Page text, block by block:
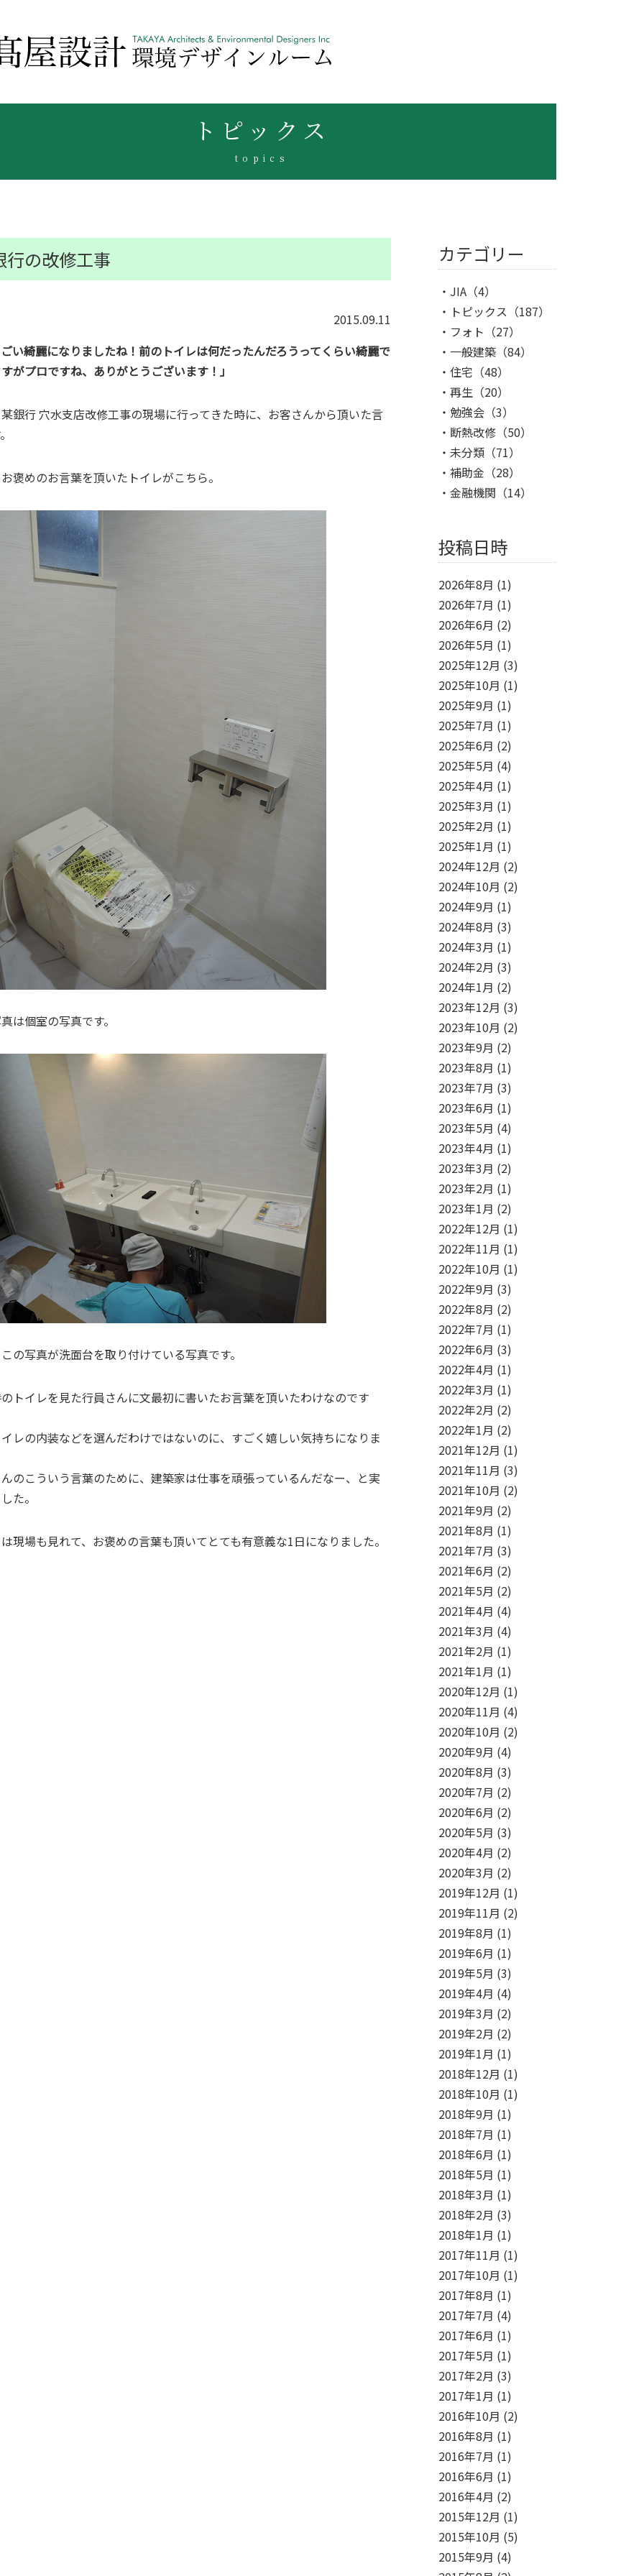
トピックス
topics
行の改修工事
2015.09.11
い綺麗になりましたね！前のトイレは何だったんだろうってくらい綺麗で
がプロですね、ありがとうございます！」
銀行 穴水支店改修工事の現場に行ってきた時に、お客さんから頂いた言
褒めのお言葉を頂いたトイレがこちら。
は個室の写真です。
の写真が洗面台を取り付けている写真です。
トイレを見た行員さんに文最初に書いたお言葉を頂いたわけなのです
レの内装などを選んだわけではないのに、すごく嬉しい気持ちになりま
のこういう言葉のために、建築家は仕事を頑張っているんだなー、と実
た。
現場も見れて、お褒めの言葉も頂いてとても有意義な1日になりました。
カテゴリー
JIA （4）
トピックス （187）
フォト （27）
一般建築 （84）
住宅 （48）
再生 （20）
勉強会 （3）
断熱改修 （50）
未分類 （71）
補助金 （28）
金融機関 （14）
投稿日時
2026年8月 (1)
2026年7月 (1)
2026年6月 (2)
2026年5月 (1)
2025年12月 (3)
2025年10月 (1)
2025年9月 (1)
2025年7月 (1)
2025年6月 (2)
2025年5月 (4)
2025年4月 (1)
2025年3月 (1)
2025年2月 (1)
2025年1月 (1)
2024年12月 (2)
2024年10月 (2)
2024年9月 (1)
2024年8月 (3)
2024年3月 (1)
2024年2月 (3)
2024年1月 (2)
2023年12月 (3)
2023年10月 (2)
2023年9月 (2)
2023年8月 (1)
2023年7月 (3)
2023年6月 (1)
2023年5月 (4)
2023年4月 (1)
2023年3月 (2)
2023年2月 (1)
2023年1月 (2)
2022年12月 (1)
2022年11月 (1)
2022年10月 (1)
2022年9月 (3)
2022年8月 (2)
2022年7月 (1)
2022年6月 (3)
2022年4月 (1)
2022年3月 (1)
2022年2月 (2)
2022年1月 (2)
2021年12月 (1)
2021年11月 (3)
2021年10月 (2)
2021年9月 (2)
2021年8月 (1)
2021年7月 (3)
2021年6月 (2)
2021年5月 (2)
2021年4月 (4)
2021年3月 (4)
2021年2月 (1)
2021年1月 (1)
2020年12月 (1)
2020年11月 (4)
2020年10月 (2)
2020年9月 (4)
2020年8月 (3)
2020年7月 (2)
2020年6月 (2)
2020年5月 (3)
2020年4月 (2)
2020年3月 (2)
2019年12月 (1)
2019年11月 (2)
2019年8月 (1)
2019年6月 (1)
2019年5月 (3)
2019年4月 (4)
2019年3月 (2)
2019年2月 (2)
2019年1月 (1)
2018年12月 (1)
2018年10月 (1)
2018年9月 (1)
2018年7月 (1)
2018年6月 (1)
2018年5月 (1)
2018年3月 (1)
2018年2月 (3)
2018年1月 (1)
2017年11月 (1)
2017年10月 (1)
2017年8月 (1)
2017年7月 (4)
2017年6月 (1)
2017年5月 (1)
2017年2月 (3)
2017年1月 (1)
2016年10月 (2)
2016年8月 (1)
2016年7月 (1)
2016年6月 (1)
2016年4月 (2)
2015年12月 (1)
2015年10月 (5)
2015年9月 (4)